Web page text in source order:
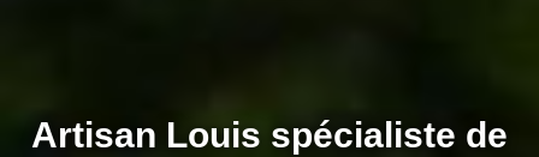
Artisan Louis spécialiste de